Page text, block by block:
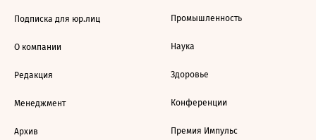
Подписка для юр.лиц
О компании
Редакция
Менеджмент
Архив
Промышленность
Наука
Здоровье
Конференции
Премия Импульс